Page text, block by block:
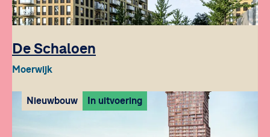
De Schaloen
Moerwijk
Nieuwbouw In uitvoering